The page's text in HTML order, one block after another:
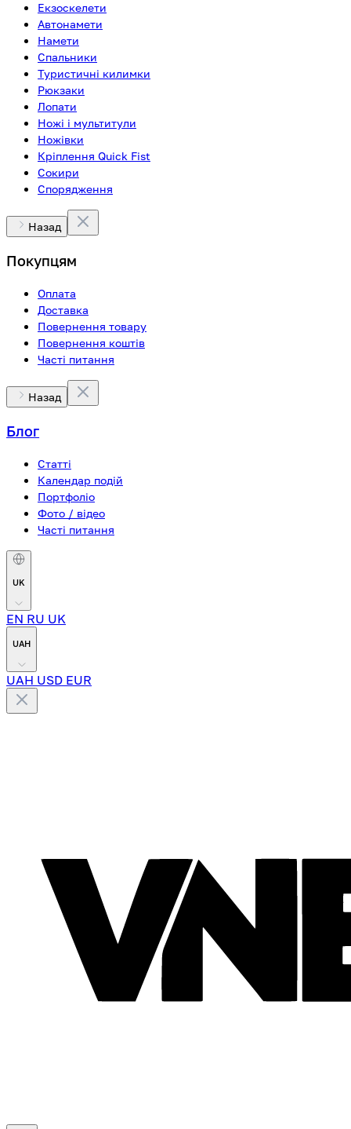
Екзоскелети
Автонамети
Намети
Спальники
Туристичні килимки
Рюкзаки
Лопати
Ножі і мультитули
Ножівки
Кріплення Quick Fist
Сокири
Спорядження
Назад
Покупцям
Оплата
Доставка
Повернення товару
Повернення коштів
Часті питання
Назад
Блог
Статті
Календар подій
Портфоліо
Фото / відео
Часті питання
UK
EN RU UK
UAH
UAH USD EUR